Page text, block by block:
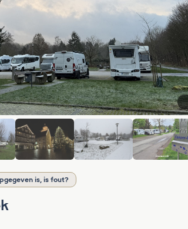
is, is fout?